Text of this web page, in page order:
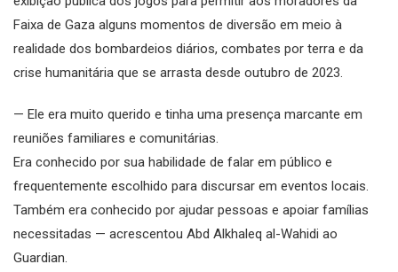
Faixa de Gaza alguns momentos de diversão em meio à
realidade dos bombardeios diários, combates por terra e da
crise humanitária que se arrasta desde outubro de 2023.
— Ele era muito querido e tinha uma presença marcante em
reuniões familiares e comunitárias.
Era conhecido por sua habilidade de falar em público e
frequentemente escolhido para discursar em eventos locais.
Também era conhecido por ajudar pessoas e apoiar famílias
necessitadas — acrescentou Abd Alkhaleq al-Wahidi ao
Guardian.